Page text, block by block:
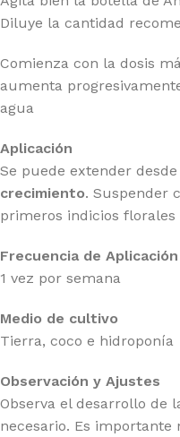
Diluye la cantidad
Comienza con la dosis
aumenta
agua
Aplicación
Se puede extender
crecimiento. Suspender
primeros indicios florales
Frecuencia de Aplicación
1 vez por semana
Medio de cultivo
Tierra, coco e hidroponía
Observación y Ajustes
Observa el desarrollo de
necesario. Es importante